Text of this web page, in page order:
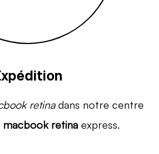
retinadans notre centre
macbook retinaexpress.